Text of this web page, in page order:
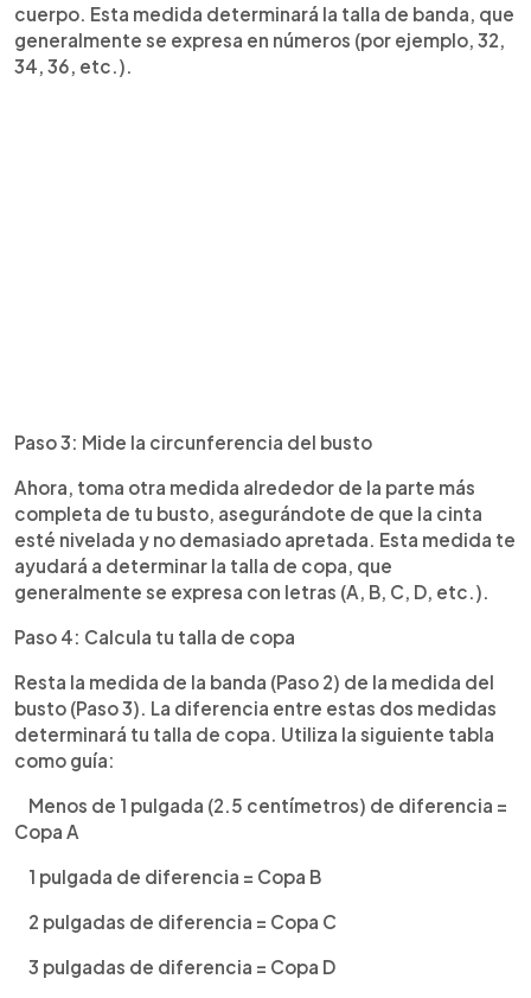
cuerpo. Esta medida determinará la talla de banda, que
generalmente se expresa en números (por ejemplo, 32,
34, 36, etc.).
Paso 3: Mide la circunferencia del busto
Ahora, toma otra medida alrededor de la parte más
completa de tu busto, asegurándote de que la cinta
esté nivelada y no demasiado apretada. Esta medida te
ayudará a determinar la talla de copa, que
generalmente se expresa con letras (A, B, C, D, etc.).
Paso 4: Calcula tu talla de copa
Resta la medida de la banda (Paso 2) de la medida del
busto (Paso 3). La diferencia entre estas dos medidas
determinará tu talla de copa. Utiliza la siguiente tabla
como guía:
Menos de 1 pulgada (2.5 centímetros) de diferencia =
Copa A
1 pulgada de diferencia = Copa B
2 pulgadas de diferencia = Copa C
3 pulgadas de diferencia = Copa D